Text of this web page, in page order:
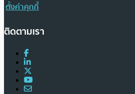
ตั้งค่าคุกกี้
ติดตามเรา